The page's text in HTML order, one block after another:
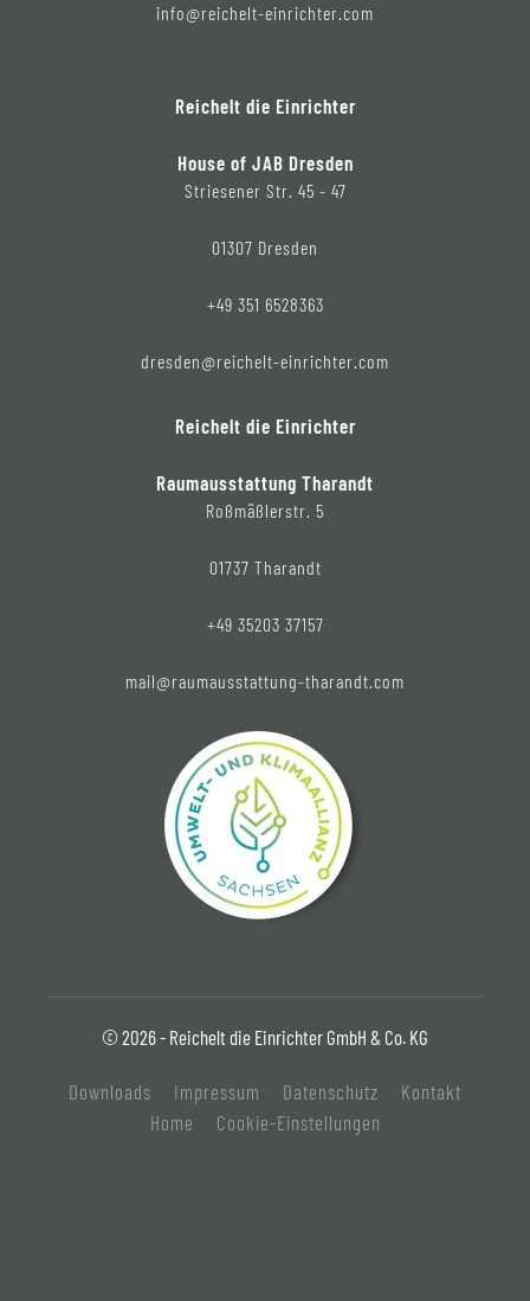
info@reichelt-einrichter.com
Reichelt die Einrichter
House of JAB Dresden
Striesener Str. 45 - 47
01307 Dresden
+49 351 6528363
dresden@reichelt-einrichter.com
Reichelt die Einrichter
Raumausstattung Tharandt
Roßmäßlerstr. 5
01737 Tharandt
+49 35203 37157
mail@raumausstattung-tharandt.com
© 2026 - Reichelt die Einrichter GmbH & Co. KG
Downloads Impressum Datenschutz
Kontakt
Home
Cookie-Einstellungen